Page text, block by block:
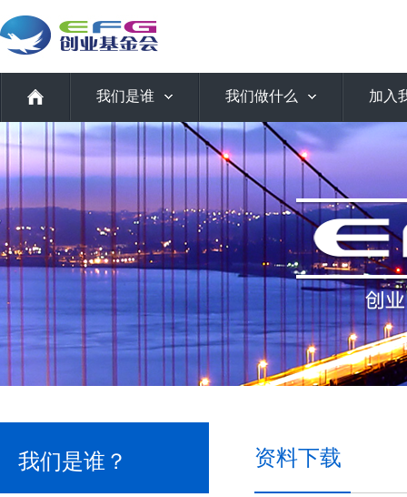
我们是谁 我们做什么 加入
我们是谁？ 资料下载